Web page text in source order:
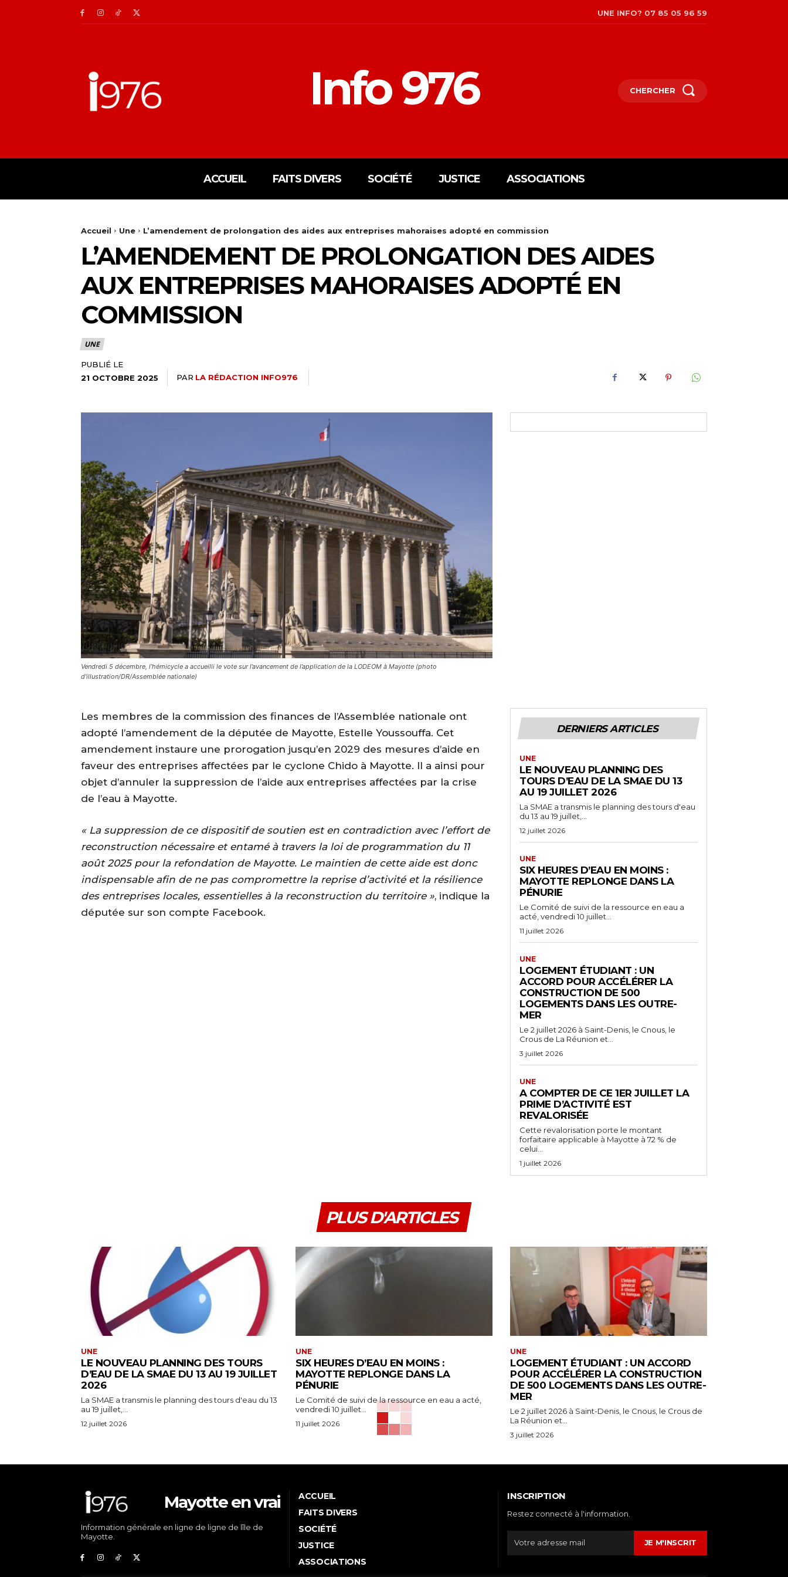
UNE INFO? 07 85 05 96 59
Info 976 CHERCHER
ACCUEIL FAITS DIVERS SOCIÉTÉ JUSTICE ASSOCIATIONS
Accueil Une L’amendement de prolongation des aides aux entreprises mahoraises adopté en commission
L’AMENDEMENT DE PROLONGATION DES AIDES
AUX ENTREPRISES MAHORAISES ADOPTÉ EN
COMMISSION
UNE
PUBLIÉ LE
21 OCTOBRE 2025
PAR LA RÉDACTION INFO976
Vendredi 5 décembre, l’hémicycle a accueilli le vote sur l’avancement de l’application de la LODEOM à Mayotte (photo
d'illustration/DR/Assemblée nationale)
Les membres de la commission des finances de l’Assemblée nationale ont
adopté l’amendement de la députée de Mayotte, Estelle Youssouffa. Cet
amendement instaure une prorogation jusqu’en 2029 des mesures d’aide en
faveur des entreprises affectées par le cyclone Chido à Mayotte. Il a ainsi pour
objet d’annuler la suppression de l’aide aux entreprises affectées par la crise
de l’eau à Mayotte.
« La suppression de ce dispositif de soutien est en contradiction avec l’effort de
reconstruction nécessaire et entamé à travers la loi de programmation du 11
août 2025 pour la refondation de Mayotte. Le maintien de cette aide est donc
indispensable afin de ne pas compromettre la reprise d’activité et la résilience
des entreprises locales, essentielles à la reconstruction du territoire », indique la
députée sur son compte Facebook.
DERNIERS ARTICLES
UNE
LE NOUVEAU PLANNING DES
TOURS D’EAU DE LA SMAE DU 13
AU 19 JUILLET 2026
La SMAE a transmis le planning des tours d'eau
du 13 au 19 juillet,...
12 juillet 2026
UNE
SIX HEURES D’EAU EN MOINS :
MAYOTTE REPLONGE DANS LA
PÉNURIE
Le Comité de suivi de la ressource en eau a
acté, vendredi 10 juillet...
11 juillet 2026
UNE
LOGEMENT ÉTUDIANT : UN
ACCORD POUR ACCÉLÉRER LA
CONSTRUCTION DE 500
LOGEMENTS DANS LES OUTRE-
MER
Le 2 juillet 2026 à Saint-Denis, le Cnous, le
Crous de La Réunion et...
3 juillet 2026
UNE
A COMPTER DE CE 1ER JUILLET LA
PRIME D’ACTIVITÉ EST
REVALORISÉE
Cette revalorisation porte le montant
forfaitaire applicable à Mayotte à 72 % de
celui...
1 juillet 2026
PLUS D'ARTICLES
UNE
LE NOUVEAU PLANNING DES TOURS
D’EAU DE LA SMAE DU 13 AU 19 JUILLET
2026
La SMAE a transmis le planning des tours d'eau du 13
au 19 juillet,...
12 juillet 2026
UNE
SIX HEURES D’EAU EN MOINS :
MAYOTTE REPLONGE DANS LA
PÉNURIE
Le Comité de suivi de la ressource en eau a acté,
vendredi 10 juillet...
11 juillet 2026
UNE
LOGEMENT ÉTUDIANT : UN ACCORD
POUR ACCÉLÉRER LA CONSTRUCTION
DE 500 LOGEMENTS DANS LES OUTRE-
MER
Le 2 juillet 2026 à Saint-Denis, le Cnous, le Crous de
La Réunion et...
3 juillet 2026
Mayotte en vrai
Information générale en ligne de ligne de lîle de
Mayotte.
ACCUEIL
FAITS DIVERS
SOCIÉTÉ
JUSTICE
ASSOCIATIONS
INSCRIPTION
Restez connecté à l'information.
JE M'INSCRIT